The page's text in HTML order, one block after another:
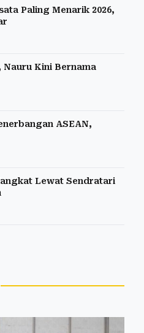
Paling Menarik 2026,
Kini Bernama
ASEAN,
Lewat Sendratari